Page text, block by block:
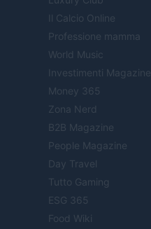
Il Calcio Online
Professione mamma
World Music
Investimenti Magazine
Money 365
Zona Nerd
B2B Magazine
People Magazine
Day Travel
Tutto Gaming
ESG 365
Food Wiki